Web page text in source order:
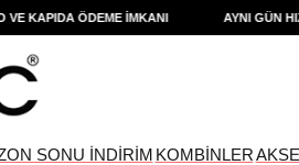
ÖDEME İMKANI AYNI GÜN HIZLI
SONU İNDİRİM KOMBİNLER